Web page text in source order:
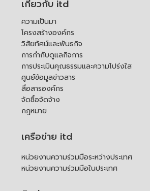
เกี่ยวกับ itd
ความเป็นมา
โครงสร้างองค์กร
วิสัยทัศน์และพันธกิจ
การกำกับดูแลกิจการ
การประเมินคุณธรรมและความโปร่งใส
ศูนย์ข้อมูลข่าวสาร
สื่อสารองค์กร
จัดซื้อจัดจ้าง
กฎหมาย
เครือข่าย itd
หน่วยงานความร่วมมือระหว่างประเทศ
หน่วยงานความร่วมมือในประเทศ